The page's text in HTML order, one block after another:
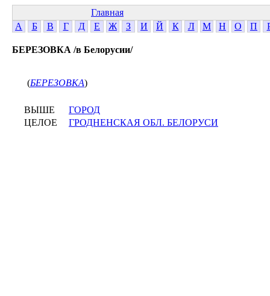
Главная
А
Б В Г Д Е Ж З И Й К Л М Н О П
БЕРЕЗОВКА /в Белорусии/
(БЕРЕЗОВКА)
ВЫШЕ
ГОРОД
ЦЕЛОЕ
ГРОДНЕНСКАЯ ОБЛ. БЕЛОРУСИ